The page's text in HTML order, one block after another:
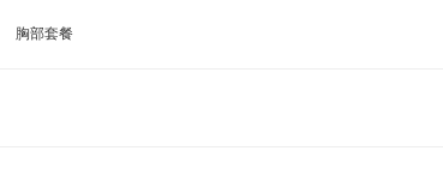
胸部套餐